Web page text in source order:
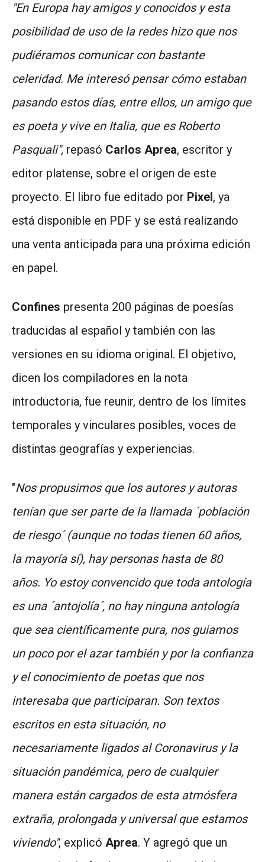
"En Europa hay amigos y conocidos y esta
posibilidad de uso de la redes hizo que nos
pudiéramos comunicar con bastante
celeridad. Me interesó pensar cómo estaban
pasando estos días, entre ellos, un amigo que
es poeta y vive en Italia, que es Roberto
Pasquali", repasó Carlos Aprea, escritor y
editor platense, sobre el origen de este
proyecto. El libro fue editado por Pixel , ya
está disponible en PDF y se está realizando
una venta anticipada para una próxima edición
en papel.
Confines presenta 200 páginas de poesías
traducidas al español y también con las
versiones en su idioma original. El objetivo,
dicen los compiladores en la nota
introductoria, fue reunir, dentro de los límites
temporales y vinculares posibles, voces de
distintas geografías y experiencias.
"Nos propusimos que los autores y autoras
tenían que ser parte de la llamada ´población
de riesgo´ (aunque no todas tienen 60 años,
la mayoría sí), hay personas hasta de 80
años. Yo estoy convencido que toda antología
es una ´antojolía´, no hay ninguna antología
que sea científicamente pura, nos guiamos
un poco por el azar también y por la confianza
y el conocimiento de poetas que nos
interesaba que participaran. Son textos
escritos en esta situación, no
necesariamente ligados al Coronavirus y la
situación pandémica, pero de cualquier
manera están cargados de esta atmósfera
extraña, prolongada y universal que estamos
viviendo", explicó Aprea. Y agregó que un